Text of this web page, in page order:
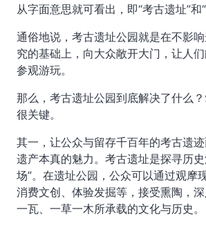
从字面意思就可看出，即“考古遗址”和“
通俗地说，考古遗址公园就是在不影
究的基础上，向大众敞开大门，让人们
参观游玩。
那么，考古遗址公园到底解决了什么
很关键。
其一，让公众与留存千百年的考古遗
遗产本真的魅力。考古遗址是探寻历
场”。在遗址公园，公众可以通过观摩
消费文创、体验发掘等，接受熏陶，
一瓦、一草一木所承载的文化与历史。